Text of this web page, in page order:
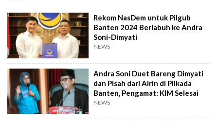
Rekom NasDem untuk Pilgub
Banten 2024 Berlabuh ke Andra
Soni-Dimyati
NEWS
Andra Soni Duet Bareng Dimyati
dan Pisah dari Airin di Pilkada
Banten, Pengamat: KIM Selesai
NEWS